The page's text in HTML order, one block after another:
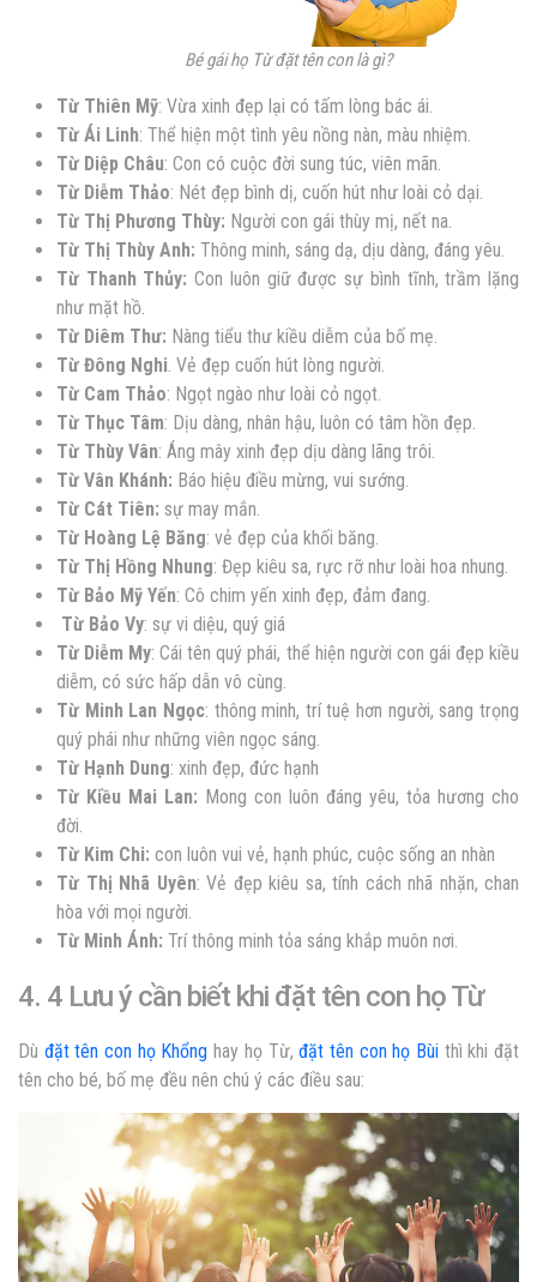
Bé gái họ Từ đặt tên con là gì?
Từ Thiên Mỹ: Vừa xinh đẹp lại có tấm lòng bác ái.
Từ Ái Linh: Thể hiện một tình yêu nồng nàn, màu nhiệm.
Từ Diệp Châu: Con có cuộc đời sung túc, viên mãn.
Từ Diễm Thảo: Nét đẹp bình dị, cuốn hút như loài cỏ dại.
Từ Thị Phương Thùy: Người con gái thùy mị, nết na.
Từ Thị Thùy Anh: Thông minh, sáng dạ, dịu dàng, đáng yêu.
Từ Thanh Thủy: Con luôn giữ được sự bình tĩnh, trầm lặng
như mặt hồ.
Từ Diêm Thư: Nàng tiểu thư kiều diễm của bố mẹ.
Từ Đông Nghi . Vẻ đẹp cuốn hút lòng người.
Từ Cam Thảo: Ngọt ngào như loài cỏ ngọt.
Từ Thục Tâm: Dịu dàng, nhân hậu, luôn có tâm hồn đẹp.
Từ Thùy Vân: Áng mây xinh đẹp dịu dàng lãng trôi.
Từ Vân Khánh: Báo hiệu điều mừng, vui sướng.
Từ Cát Tiên: sự may mắn.
Từ Hoàng Lệ Băng: vẻ đẹp của khối băng.
Từ Thị Hồng Nhung: Đẹp kiêu sa, rực rỡ như loài hoa nhung.
Từ Bảo Mỹ Yến: Cô chim yến xinh đẹp, đảm đang.
Từ Bảo Vy: sự vi diệu, quý giá
Từ Diễm My: Cái tên quý phái, thể hiện người con gái đẹp kiều
diễm, có sức hấp dẫn vô cùng.
Từ Minh Lan Ngọc: thông minh, trí tuệ hơn người, sang trọng
quý phái như những viên ngọc sáng.
Từ Hạnh Dung: xinh đẹp, đức hạnh
Từ Kiều Mai Lan: Mong con luôn đáng yêu, tỏa hương cho
đời.
Từ Kim Chi: con luôn vui vẻ, hạnh phúc, cuộc sống an nhàn
Từ Thị Nhã Uyên: Vẻ đẹp kiêu sa, tính cách nhã nhặn, chan
hòa với mọi người.
Từ Minh Ánh: Trí thông minh tỏa sáng khắp muôn nơi.
4. 4 Lưu ý cần biết khi đặt tên con họ Từ
Dù đặt tên con họ Khổng hay họ Từ,đặt tên con họ Bùithì khi đặt
tên cho bé, bố mẹ đều nên chú ý các điều sau: